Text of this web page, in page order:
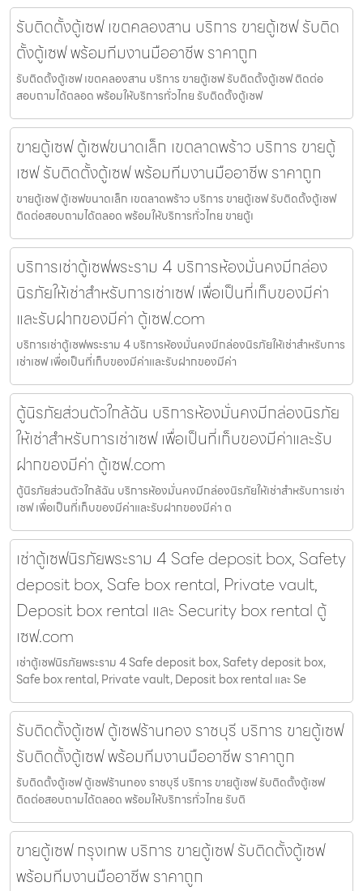
รับติดตั้งตู้เซฟ เขตคลองสาน บริการ ขายตู้เซฟ รับติด
ตั้งตู้เซฟ พร้อมทีมงานมืออาชีพ ราคาถูก
รับติดตั้งตู้เซฟ เขตคลองสาน บริการ ขายตู้เซฟ รับติดตั้งตู้เซฟ ติดต่อ
สอบถามได้ตลอด พร้อมให้บริการทั่วไทย รับติดตั้งตู้เซฟ
ขายตู้เซฟ ตู้เซฟขนาดเล็ก เขตลาดพร้าว บริการ ขายตู้
เซฟ รับติดตั้งตู้เซฟ พร้อมทีมงานมืออาชีพ ราคาถูก
ขายตู้เซฟ ตู้เซฟขนาดเล็ก เขตลาดพร้าว บริการ ขายตู้เซฟ รับติดตั้งตู้เซฟ
ติดต่อสอบถามได้ตลอด พร้อมให้บริการทั่วไทย ขายตู้เ
บริการเช่าตู้เซฟพระราม 4 บริการห้องมั่นคงมีกล่อง
นิรภัยให้เช่าสำหรับการเช่าเซฟ เพื่อเป็นที่เก็บของมีค่า
และรับฝากของมีค่า ตู้เซฟ.com
บริการเช่าตู้เซฟพระราม 4 บริการห้องมั่นคงมีกล่องนิรภัยให้เช่าสำหรับการ
เช่าเซฟ เพื่อเป็นที่เก็บของมีค่าและรับฝากของมีค่า
ตู้นิรภัยส่วนตัวใกล้ฉัน บริการห้องมั่นคงมีกล่องนิรภัย
ให้เช่าสำหรับการเช่าเซฟ เพื่อเป็นที่เก็บของมีค่าและรับ
ฝากของมีค่า ตู้เซฟ.com
ตู้นิรภัยส่วนตัวใกล้ฉัน บริการห้องมั่นคงมีกล่องนิรภัยให้เช่าสำหรับการเช่า
เซฟ เพื่อเป็นที่เก็บของมีค่าและรับฝากของมีค่า ต
เช่าตู้เซฟนิรภัยพระราม 4 Safe deposit box, Safety
deposit box, Safe box rental, Private vault,
Deposit box rental และ Security box rental ตู้
เซฟ.com
เช่าตู้เซฟนิรภัยพระราม 4 Safe deposit box, Safety deposit box,
Safe box rental, Private vault, Deposit box rental และ Se
รับติดตั้งตู้เซฟ ตู้เซฟร้านทอง ราชบุรี บริการ ขายตู้เซฟ
รับติดตั้งตู้เซฟ พร้อมทีมงานมืออาชีพ ราคาถูก
รับติดตั้งตู้เซฟ ตู้เซฟร้านทอง ราชบุรี บริการ ขายตู้เซฟ รับติดตั้งตู้เซฟ
ติดต่อสอบถามได้ตลอด พร้อมให้บริการทั่วไทย รับติ
ขายตู้เซฟ กรุงเทพ บริการ ขายตู้เซฟ รับติดตั้งตู้เซฟ
พร้อมทีมงานมืออาชีพ ราคาถูก